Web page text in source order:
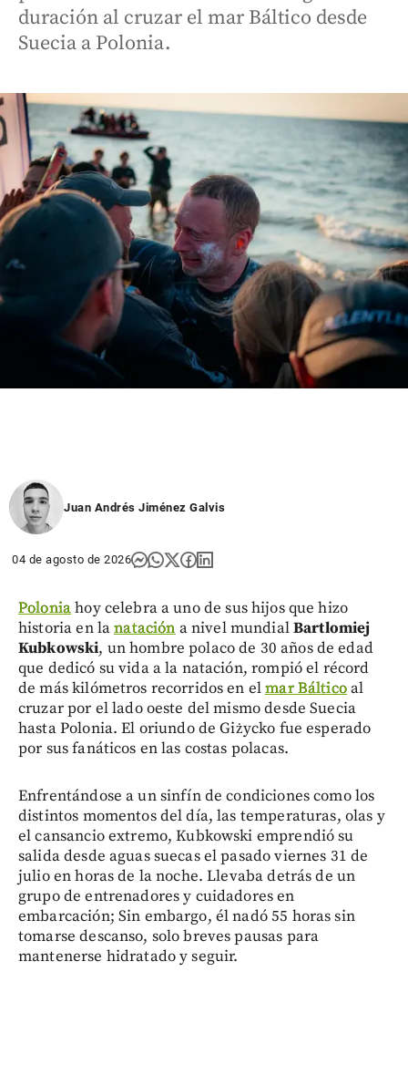
duración al cruzar el mar Báltico desde
Suecia a Polonia.
Juan Andrés Jiménez Galvis
04 de agosto de 2026
Poloniahoy celebra a uno de sus hijos que hizo
historia en lanatacióna nivel mundialBartlomiej
Kubkowski, un hombre polaco de 30 años de edad
que dedicó su vida a la natación, rompió el récord
de más kilómetros recorridos en elmar Bálticoal
cruzar por el lado oeste del mismo desde Suecia
hasta Polonia. El oriundo de Giżycko fue esperado
por sus fanáticos en las costas polacas.
Enfrentándose a un sinfín de condiciones como los
distintos momentos del día, las temperaturas, olas y
el cansancio extremo, Kubkowski emprendió su
salida desde aguas suecas el pasado viernes 31 de
julio en horas de la noche. Llevaba detrás de un
grupo de entrenadores y cuidadores en
embarcación; Sin embargo, él nadó 55 horas sin
tomarse descanso, solo breves pausas para
mantenerse hidratado y seguir.